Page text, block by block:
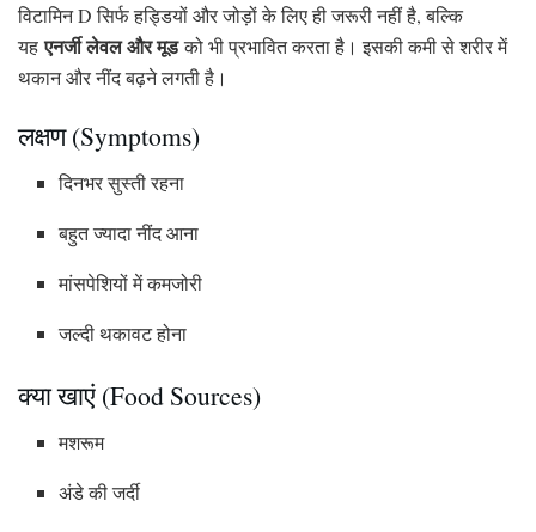
विटामिन D सिर्फ हड्डियों और जोड़ों के लिए ही जरूरी नहीं है, बल्कि
यहएनर्जी लेवल और मूडको भी प्रभावित करता है। इसकी कमी से शरीर में
थकान और नींद बढ़ने लगती है।
लक्षण (Symptoms)
दिनभर सुस्ती रहना
बहुत ज्यादा नींद आना
मांसपेशियों में कमजोरी
जल्दी थकावट होना
क्या खाएं (Food Sources)
मशरूम
अंडे की जर्दी